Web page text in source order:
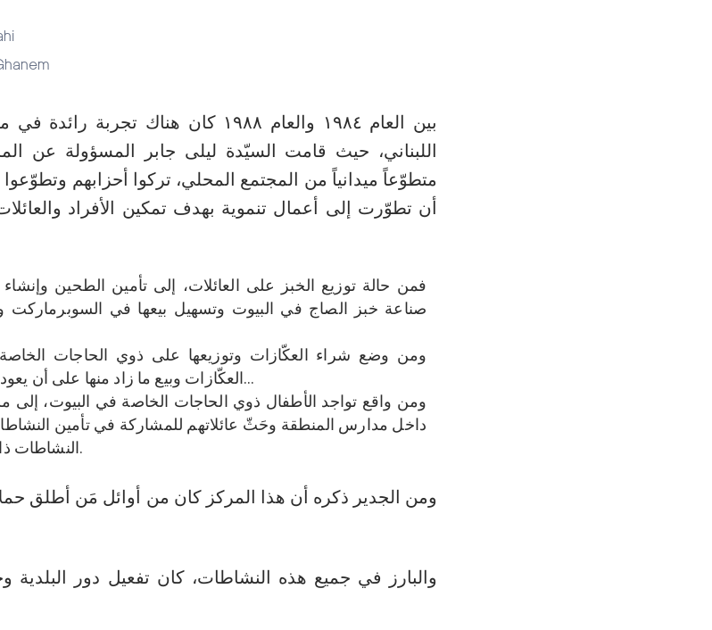
بين العام
۱۹۸٤ والعام ۱۹۸۸ كان هناك تجربة
اللبناني، حيث قامت السيّدة ليلى جابر المسؤولة عن
متطوّعاً ميدانياً من المجتمع المحلي، تركوا أحزابهم
أن تطوّرت إلى أعمال تنموية بهدف تمكين الأفراد
فمن حالة توزيع الخبز على العائلات، إلى تأمين الطحين
صناعة خبز الصاج في البيوت وتسهيل بيعها في
ومن وضع شراء العكّازات وتوزيعها على ذوي الحاجات الخاصة،
العكّازات وبيع ما زاد منها على أن يعود ريعها إلى المعنيين أنفسهم…
ومن واقع تواجد الأطفال ذوي الحاجات الخاصة في البيوت، إلى
داخل مدارس المنطقة وحَثّ عائلاتهم للمشاركة في تأمين
النشاطات ذات الطابع الصحي والوقائي.
ومن الجدير ذكره أن هذا المركز كان من أوائل مَن أطلق
والبارز في جميع هذه النشاطات، كان تفعيل دور